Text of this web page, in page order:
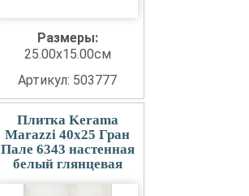
Размеры:
25.00x15.00см
Артикул: 503777
Плитка Kerama
Marazzi 40x25 Гран
Пале 6343 настенная
белый глянцевая